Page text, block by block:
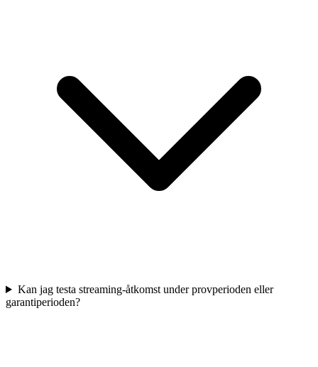
Kan jag testa streaming-åtkomst under provperioden eller
garantiperioden?